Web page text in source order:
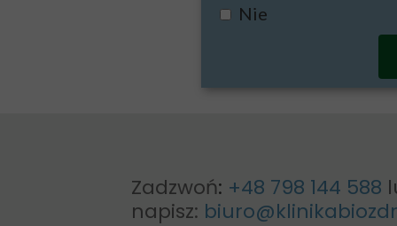
Zadzwoń: +48 798 144 588
napisz:
Nie